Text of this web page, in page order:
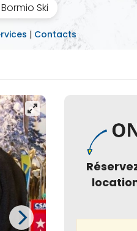
Ski
| Contacts